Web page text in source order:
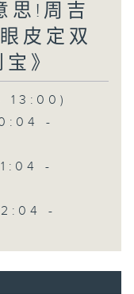
思!周吉
皮定双
》
13:00)
-
-
-